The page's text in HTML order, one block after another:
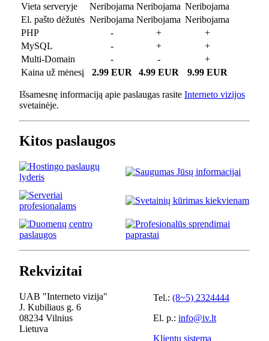
Vieta serveryje
Neribojama Neribojama Neribojama
El. pašto dėžutės Neribojama Neribojama Neribojama
PHP
- +
+
MySQL
- +
+
Multi-Domain
- -
+
Kaina už mėnesį
2.99 EUR 4.99 EUR 9.99 EUR
Išsamesnę informaciją apie paslaugas rasite Interneto vizijos
svetainėje.
Kitos paslaugos
Rekvizitai
UAB "Interneto vizija"
J. Kubiliaus g. 6
08234 Vilnius
Lietuva
Tel.: (8~5) 2324444
El. p.: info@iv.lt
Klientų sistema